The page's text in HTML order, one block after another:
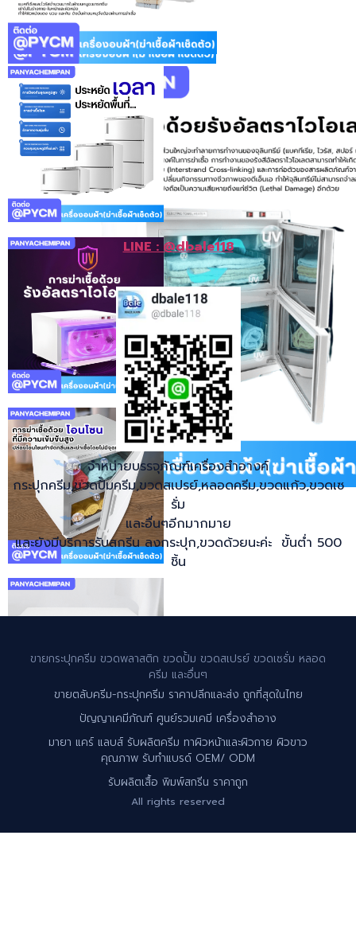
LINE : @dbale118
จำหน่ายบรรจุภัณฑ์เครื่องสำอางค์
กระปุกครีม,ขวดปั้มครีม,ขวดสเปรย์,หลอดครีม,ขวดแก้ว,ขวดเซ
รั่ม
และอื่นๆอีกมากมาย
และยังมีบริการรับสกรีน ลงกระปุก,ขวดด้วยนะค่ะ ขั้นต่ำ 500
ชิ้น
ขายกระปุกครีม ขวดพลาสติก ขวดปั้ม ขวดสเปรย์ ขวดเซรั่ม หลอด
ครีม และอื่นๆ
ขายตลับครีม-กระปุกครีม ราคาปลีกและส่ง ถูกที่สุดในไทย
ปัญญาเคมีภัณฑ์ ศูนย์รวมเคมี เครื่องสำอาง
มายา แคร์ แลบส์ รับผลิตครีม ทาผิวหน้าและผิวกาย ผิวขาว
คุณภาพ รับทำแบรด์ OEM/ ODM
รับผลิตเสื้อ พิมพ์สกรีน ราคาถูก
All rights reserved